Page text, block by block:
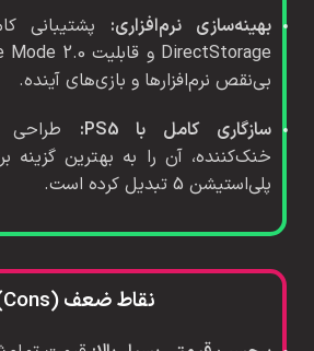
بهینه‌سازی نرم‌افزاری: پشتیبانی
بی‌نقص نرم‌افزارها و بازی‌های آینده.
سازگاری کامل با PS5:
طراحی
خنک‌کننده، آن را به بهترین گزینه
پلی‌استیشن 5 تبدیل کرده است.
نقاط ضعف (Cons)